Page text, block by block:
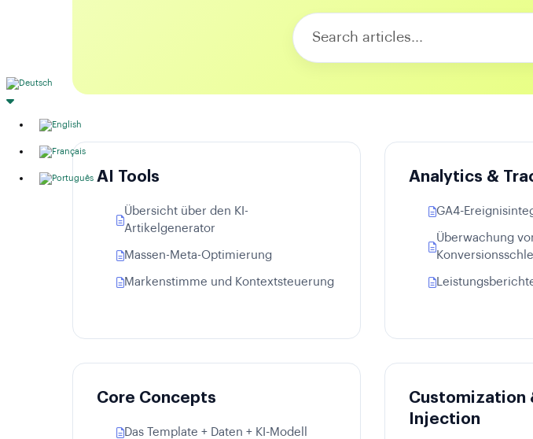
AI Tools
Übersicht über den KI-
Artikelgenerator
Massen-Meta-Optimierung
Markenstimme und Kontextsteuerung
Analytics &
GA4-
Überwachung
Core Concepts
Das Template + Daten + KI-Modell
Customization
Injection